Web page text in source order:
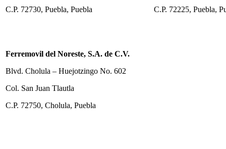
C.P. 72730, Puebla, Puebla
C.P. 72225, Puebla,
Ferremovil del Noreste, S.A. de C.V.
Blvd. Cholula – Huejotzingo No. 602
Col. San Juan Tlautla
C.P. 72750, Cholula, Puebla